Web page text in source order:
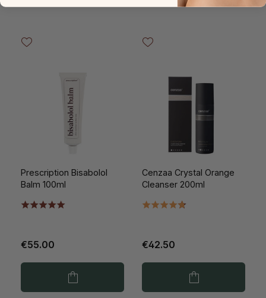
Prescription Bisabolol
Balm 100ml
€55.00
Cenzaa Crystal Orange
Cleanser 200ml
€42.50